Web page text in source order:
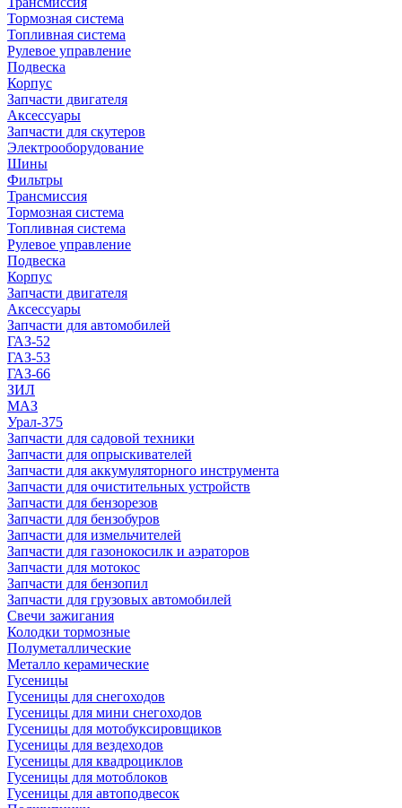
Тормозная система
Топливная система
Рулевое управление
Подвеска
Корпус
Запчасти двигателя
Аксессуары
Запчасти для скутеров
Электрооборудование
Шины
Фильтры
Трансмиссия
Тормозная система
Топливная система
Рулевое управление
Подвеска
Корпус
Запчасти двигателя
Аксессуары
Запчасти для автомобилей
ГАЗ-52
ГАЗ-53
ГАЗ-66
ЗИЛ
МАЗ
Урал-375
Запчасти для садовой техники
Запчасти для опрыскивателей
Запчасти для аккумуляторного инструмента
Запчасти для очистительных устройств
Запчасти для бензорезов
Запчасти для бензобуров
Запчасти для измельчителей
Запчасти для газонокосилк и аэраторов
Запчасти для мотокос
Запчасти для бензопил
Запчасти для грузовых автомобилей
Свечи зажигания
Колодки тормозные
Полуметаллические
Металло керамические
Гусеницы
Гусеницы для снегоходов
Гусеницы для мини снегоходов
Гусеницы для мотобуксировщиков
Гусеницы для вездеходов
Гусеницы для квадроциклов
Гусеницы для мотоблоков
Гусеницы для автоподвесок